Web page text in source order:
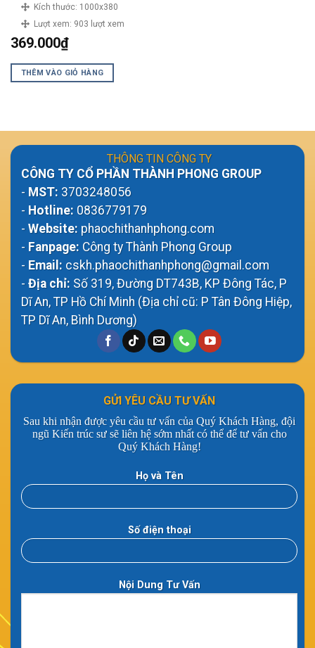
Kích thước: 1000x380
Lượt xem: 903 lượt xem
369.000₫
THÊM VÀO GIỎ HÀNG
THÔNG TIN CÔNG TY
CÔNG TY CỔ PHẦN THÀNH PHONG GROUP
- MST: 3703248056
- Hotline: 0836779179
- Website: phaochithanhphong.com
- Fanpage: Công ty Thành Phong Group
- Email: cskh.phaochithanhphong@gmail.com
- Địa chỉ: Số 319, Đường DT743B, KP Đông Tác, P
Dĩ An, TP Hồ Chí Minh (Địa chỉ cũ: P Tân Đông Hiệp,
TP Dĩ An, Bình Dương)
GỬI YÊU CẦU TƯ VẤN
Sau khi nhận được yêu cầu tư vấn của Quý Khách Hàng, đội
ngũ Kiến trúc sư sẽ liên hệ sớm nhất có thể để tư vấn cho
Quý Khách Hàng!
Họ và Tên
Số điện thoại
Nội Dung Tư Vấn